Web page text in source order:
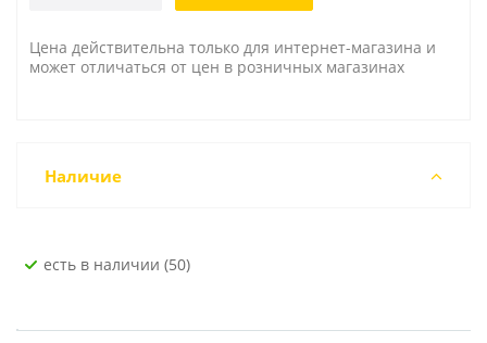
Цена действительна только для интернет-магазина и
может отличаться от цен в розничных магазинах
Наличие
Есть в наличии (50)